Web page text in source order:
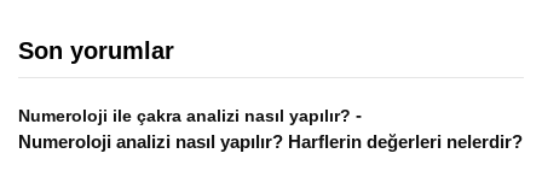
Son yorumlar
Numeroloji ile çakra analizi nasıl yapılır? -
Numeroloji analizi nasıl yapılır? Harflerin değerleri nelerdir?